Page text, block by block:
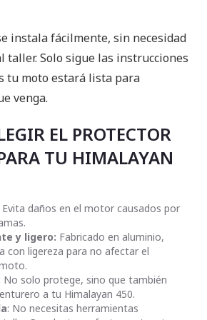
instala fácilmente, sin necesidad
taller. Solo sigue las instrucciones
tu moto estará lista para
venga.
EL PROTECTOR
TU HIMALAYAN
Evita daños en el motor causados por
y ligero: Fabricado en aluminio,
con ligereza para no afectar el
No solo protege, sino que también
a tu Himalayan 450.
: No necesitas herramientas